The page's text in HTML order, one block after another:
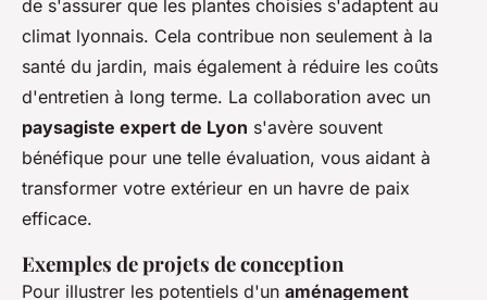
de s'assurer que les plantes choisies s'adaptent au
climat lyonnais. Cela contribue non seulement à la
santé du jardin, mais également à réduire les coûts
d'entretien à long terme. La collaboration avec un
paysagiste expert de Lyon s'avère souvent
bénéfique pour une telle évaluation, vous aidant à
transformer votre extérieur en un havre de paix
efficace.
Exemples de projets de conception
Pour illustrer les potentiels d'un aménagement